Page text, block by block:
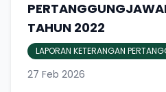
TAHUN 2022
LAPORAN KETERANGAN
27 Feb 2026